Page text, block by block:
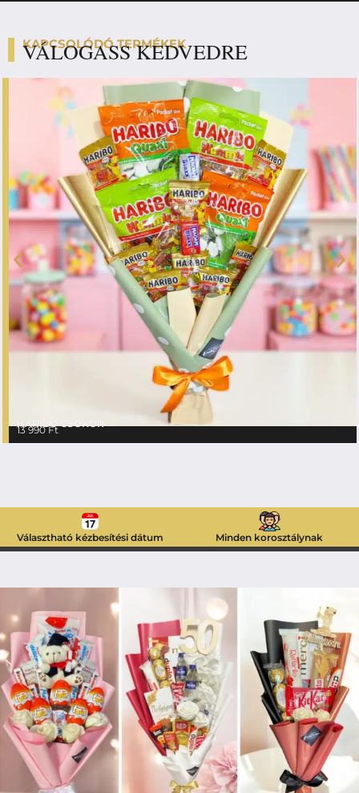
KAPCSOLÓDÓ TERMÉKEK
VÁLOGASS KEDVEDRE
13 990Ft
Választható kézbesítési dátum Minden korosztálynak